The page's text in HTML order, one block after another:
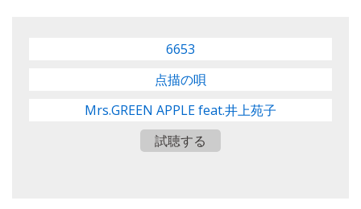
6653
点描の唄
Mrs.GREEN APPLE feat.井上苑子
試聴する